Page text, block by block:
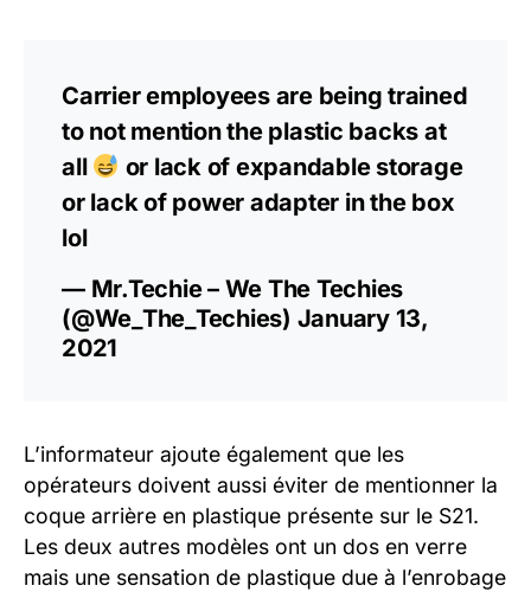
Carrier employees are being trained
to not mention the plastic backs at
all
or lack of expandable storage
or lack of power adapter in the box
lol
— Mr.Techie – We The Techies
(@We_The_Techies) January 13,
2021
L’informateur ajoute également que les
opérateurs doivent aussi éviter de mentionner la
coque arrière en plastique présente sur le S21.
Les deux autres modèles ont un dos en verre
mais une sensation de plastique due à l’enrobage